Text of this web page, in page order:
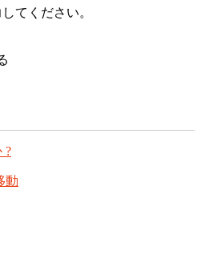
てください。
?
動